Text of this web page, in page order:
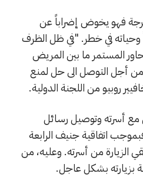
فهو يخوض إضراباً عن
منذ أكثر من 60 يوماً وحياته في خطر. "في ظل الظرف
المستمر ما بين المريض
أجل التوصل الى حل لمنع
روبيو من اللجنة الدولية.
مع أسرته وتوصيل رسائل
اتفاقية جنيف الرابعة
تلقي الزيارة من أسرته. وعليه، من
بزيارته بشكل عاجل.